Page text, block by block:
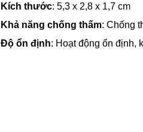
Kích thước: 5,3 x 2,8 x 1,7 cm
Khả năng chống thấm: Chống
Độ ổn định: Hoạt động ổn định,